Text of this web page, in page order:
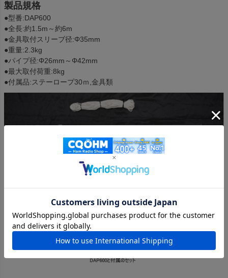
製品規格
●型番:DAP600
●全長:約1.5m～約6m
●金具取付スリーブ径:Φ35mm
●重量:2.3kg
●パイプ径:Φ26mm～Φ42mm
●最大取付荷重:8kg
●付属品:ステーロープ30ｍ,金具類